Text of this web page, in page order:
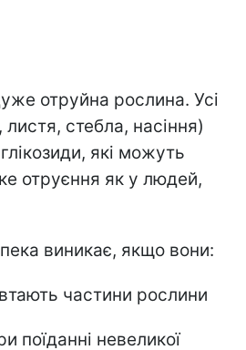
отруйна рослина. Усі
листя, стебла, насіння)
які можуть
отруєння як у людей,
виникає, якщо вони:
частини рослини
поїданні невеликої